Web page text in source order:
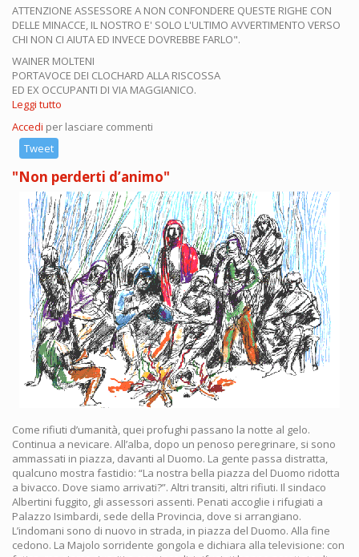
ATTENZIONE ASSESSORE A NON CONFONDERE QUESTE RIGHE CON
DELLE MINACCE, IL NOSTRO E' SOLO L'ULTIMO AVVERTIMENTO VERSO
CHI NON CI AIUTA ED INVECE DOVREBBE FARLO".
WAINER MOLTENI
PORTAVOCE DEI CLOCHARD ALLA RISCOSSA
ED EX OCCUPANTI DI VIA MAGGIANICO.
Leggi tutto
voce
Accedi per lasciare commenti
Tweet
"Non perderti d’animo"
Come rifiuti d’umanità, quei profughi passano la notte al gelo.
Continua a nevicare. All’alba, dopo un penoso peregrinare, si sono
ammassati in piazza, davanti al Duomo. La gente passa distratta,
qualcuno mostra fastidio: “La nostra bella piazza del Duomo ridotta
a bivacco. Dove siamo arrivati?”. Altri transiti, altri rifiuti. Il sindaco
Albertini fuggito, gli assessori assenti. Penati accoglie i rifugiati a
Palazzo Isimbardi, sede della Provincia, dove si arrangiano.
L’indomani sono di nuovo in strada, in piazza del Duomo. Alla fine
cedono. La Majolo sorridente gongola e dichiara alla televisione: con